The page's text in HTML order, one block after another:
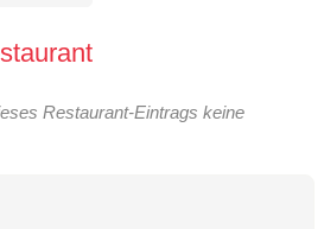
Restaurant-Eintrags keine